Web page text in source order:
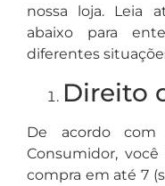
nossa loja. Leia
abaixo para
diferentes
Direito
De acordo
Consumidor,
compra em até 7